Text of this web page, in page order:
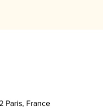
Paris, France